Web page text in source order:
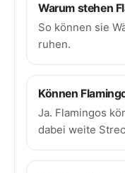
Warum stehen
So können sie
ruhen.
Können
Ja. Flamingos
dabei weite